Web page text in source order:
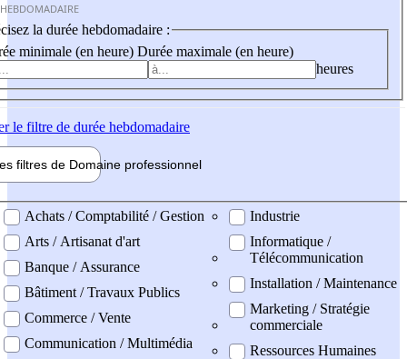
la durée hebdomadaire :
minimale (en heure) Durée maximale (en heure)
heures
le filtre de durée hebdomadaire
filtres de Domaine professionnel
professionel
Achats / Comptabilité / Gestion
Arts / Artisanat d'art
Banque / Assurance
Bâtiment / Travaux Publics
Commerce / Vente
Communication / Multimédia
Industrie
Informatique /
Télécommunication
Installation / Maintenance
Marketing / Stratégie
commerciale
Ressources Humaines